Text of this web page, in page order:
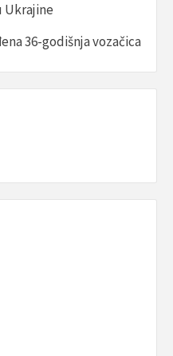
Ukrajine
36-godišnja vozačica